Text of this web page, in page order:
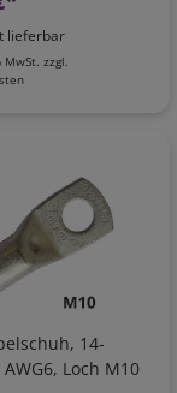
lieferbar
MwSt. zzgl.
14-
AWG6, Loch M10